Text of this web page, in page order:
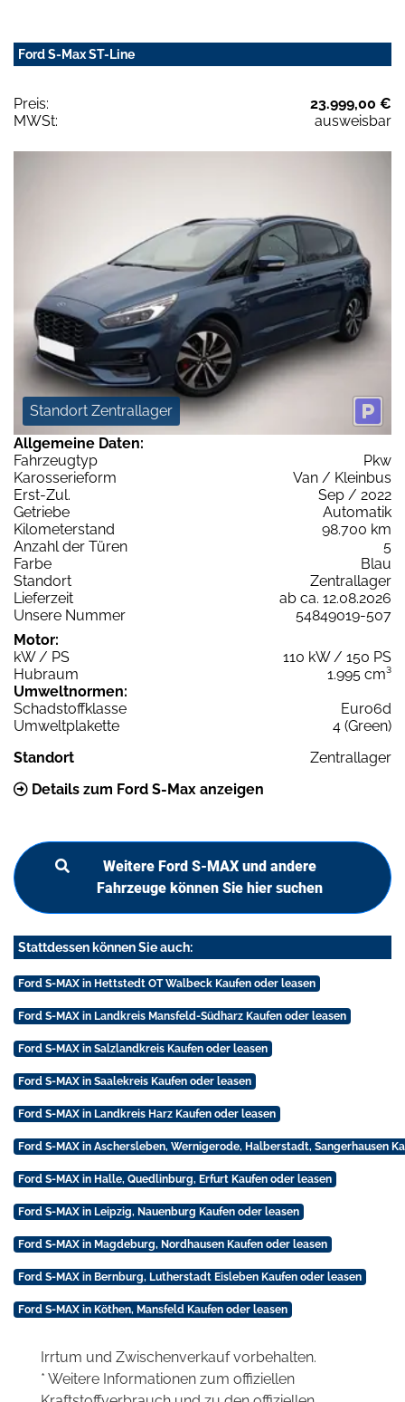
Ford S-Max ST-Line
Preis:
23.999,00 €
MWSt:
ausweisbar
Standort Zentrallager
Allgemeine Daten:
Fahrzeugtyp
Pkw
Karosserieform
Van / Kleinbus
Erst-Zul.
Sep / 2022
Getriebe
Automatik
Kilometerstand
98.700 km
Anzahl der Türen
5
Farbe
Blau
Standort
Zentrallager
Lieferzeit
ab ca. 12.08.2026
Unsere Nummer
54849019-507
Motor:
kW / PS
110 kW / 150 PS
Hubraum
1.995 cm³
Umweltnormen:
Schadstoffklasse
Euro6d
Umweltplakette
4 (Green)
Standort
Zentrallager
Details zum Ford S-Max anzeigen
Weitere Ford S-MAX und andere
Fahrzeuge können Sie hier suchen
Stattdessen können Sie auch:
Ford S-MAX in Hettstedt OT Walbeck Kaufen oder leasen
Ford S-MAX in Landkreis Mansfeld-Südharz Kaufen oder leasen
Ford S-MAX in Salzlandkreis Kaufen oder leasen
Ford S-MAX in Saalekreis Kaufen oder leasen
Ford S-MAX in Landkreis Harz Kaufen oder leasen
Ford S-MAX in Aschersleben, Wernigerode, Halberstadt, Sangerhausen
Ford S-MAX in Halle, Quedlinburg, Erfurt Kaufen oder leasen
Ford S-MAX in Leipzig, Nauenburg Kaufen oder leasen
Ford S-MAX in Magdeburg, Nordhausen Kaufen oder leasen
Ford S-MAX in Bernburg, Lutherstadt Eisleben Kaufen oder leasen
Ford S-MAX in Köthen, Mansfeld Kaufen oder leasen
Irrtum und Zwischenverkauf vorbehalten.
* Weitere Informationen zum offiziellen